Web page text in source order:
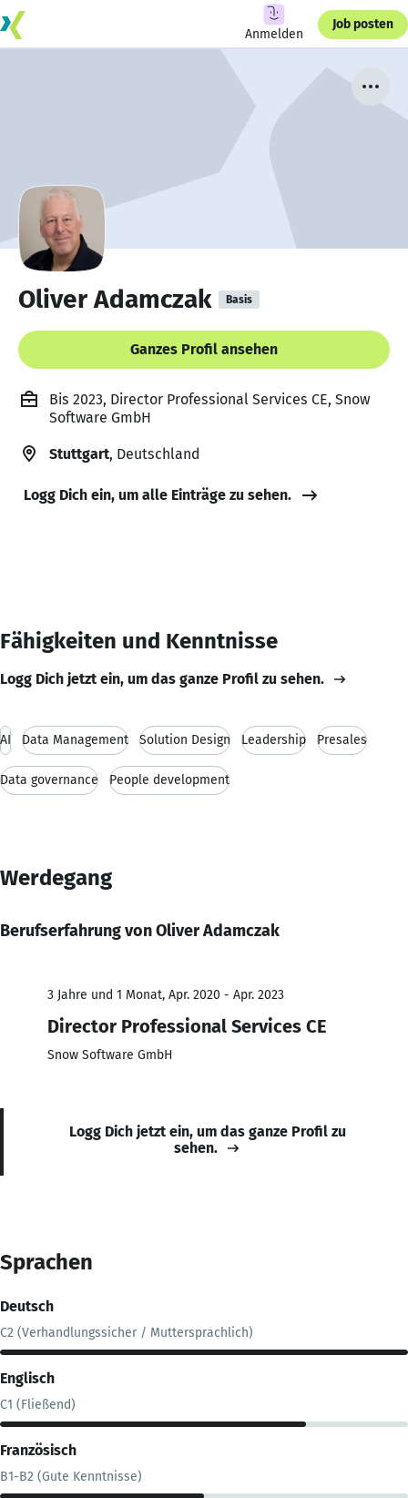
Anmelden
Job posten
Oliver Adamczak Basis
Ganzes Profil ansehen
Bis 2023, Director Professional Services CE, Snow
Software GmbH
Stuttgart, Deutschland
Logg Dich ein, um alle Einträge zu sehen.
Fähigkeiten und Kenntnisse
Logg Dich jetzt ein, um das ganze Profil zu sehen.
AI Data Management Solution Design Leadership Presales
Data governance People development
Werdegang
Berufserfahrung von Oliver Adamczak
3 Jahre und 1 Monat, Apr. 2020 - Apr. 2023
Director Professional Services CE
Snow Software GmbH
Logg Dich jetzt ein, um das ganze Profil zu
sehen.
Sprachen
Deutsch
C2 (Verhandlungssicher / Muttersprachlich)
Englisch
C1 (Fließend)
Französisch
B1-B2 (Gute Kenntnisse)